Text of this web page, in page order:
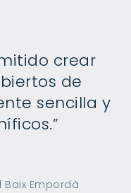
crear
de
sencilla y
Empordà